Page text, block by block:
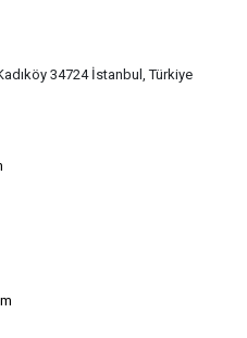
34724 İstanbul, Türkiye